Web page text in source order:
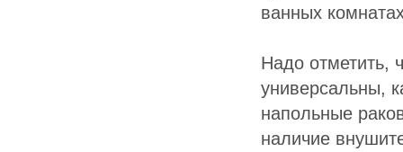
ванных
Надо отметить,
универсальны,
напольные
наличие